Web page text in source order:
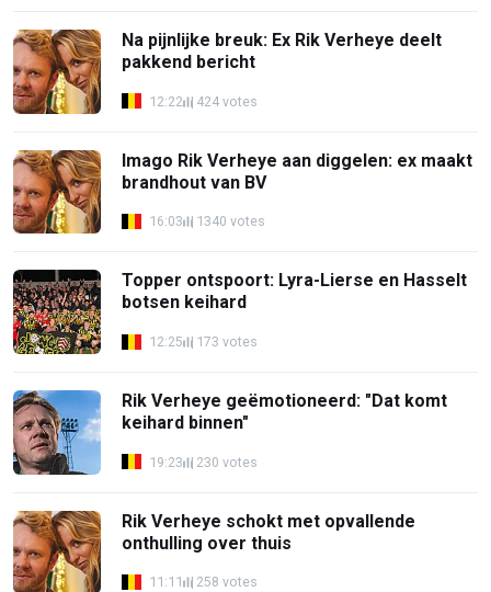
Na pijnlijke breuk: Ex Rik Verheye deelt
pakkend bericht
12:22 424 votes
Imago Rik Verheye aan diggelen: ex maakt
brandhout van BV
16:03 1340 votes
Topper ontspoort: Lyra-Lierse en Hasselt
botsen keihard
12:25 173 votes
Rik Verheye geëmotioneerd: "Dat komt
keihard binnen"
19:23 230 votes
Rik Verheye schokt met opvallende
onthulling over thuis
11:11 258 votes